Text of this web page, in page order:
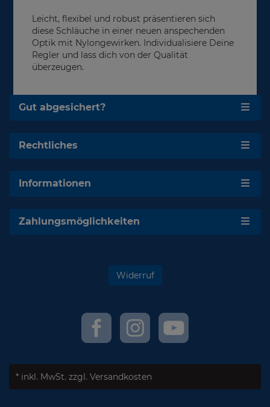
Leicht, flexibel und robust präsentieren sich
diese Schläuche in einer neuen anspechenden
Optik mit Nylongewirken. Individualisiere Deine
Regler und lass dich von der Qualität
überzeugen.
Gut abgesichert?
Rechtliches
Informationen
Zahlungsmöglichkeiten
Widerruf
* inkl. MwSt. zzgl. Versandkosten